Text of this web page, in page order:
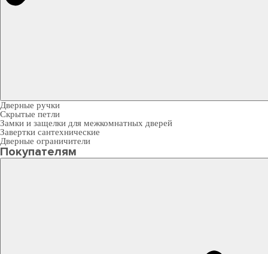
Дверные ручки
Скрытые петли
Замки и защелки для межкомнатных дверей
Завертки сантехнические
Дверные ограничители
Покупателям